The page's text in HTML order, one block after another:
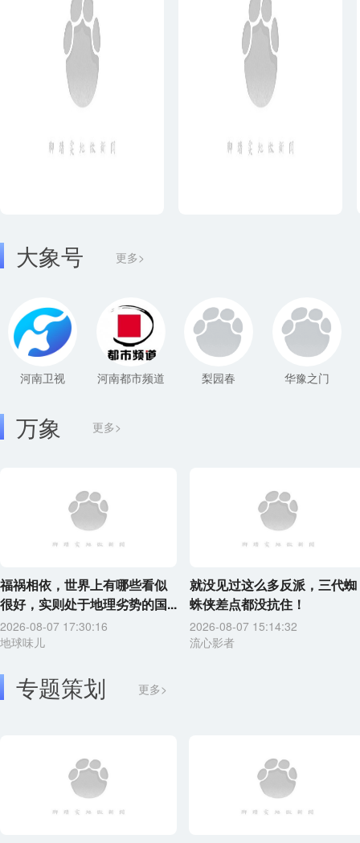
大象号 更多>
河南卫视 河南都市频道 梨园春 华豫之门
更多>
万象
福祸相依，世界上有哪些看似
很好，实则处于地理劣势的国...
2026-08-07 17:30:16
地球味儿
就没见过这么多反派，三代蜘
蛛侠差点都没抗住！
2026-08-07 15:14:32
流心影者
专题策划 更多>